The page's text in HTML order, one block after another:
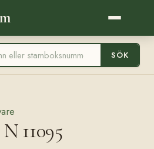
SÖK
11095